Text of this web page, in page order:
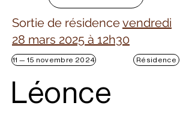
Sortie de résidencevendredi
28 mars 2025 à 12h30
11 — 15 novembre 2024 Résidence
Léonce